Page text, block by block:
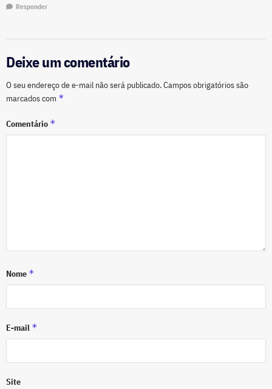
Responder
Deixe um comentário
O seu endereço de e-mail não será publicado.Campos obrigatórios são
marcados com *
Comentário *
Nome *
E-mail *
Site